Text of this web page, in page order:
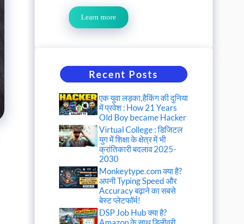
Learn more
Recent Posts
एक युवा लड़का,हैकिंग की दुनिया
में प्रवेश : How 21 Years
Old Boy became Hacker
Virtual College : डिजिटल
युग में शिक्षा के क्षेत्र में भी
क्रांतिकारी बदलाव 2025-
2030
Monkeytype.com क्या है?
अपनी Typing Speed और
Accuracy बढ़ाने का सबसे
बेस्ट प्लेटफॉर्म!
DSP Job Hub क्या है?